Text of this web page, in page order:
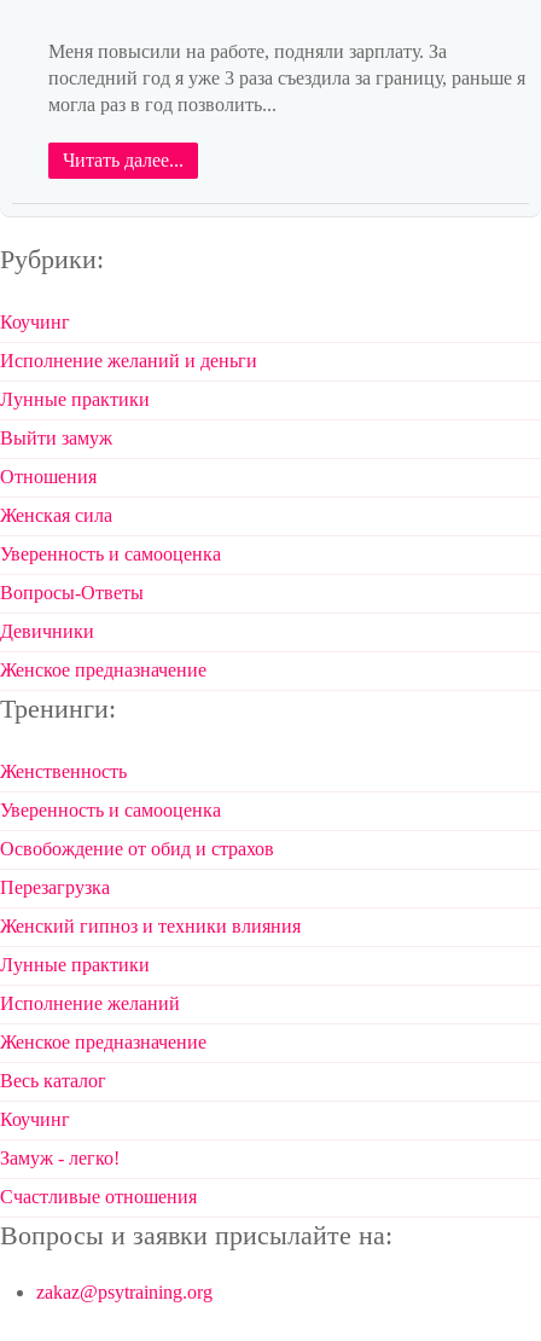
Меня повысили на работе, подняли зарплату. За
последний год я уже 3 раза съездила за границу, раньше я
могла раз в год позволить...
Читать далее...
Рубрики:
Коучинг
Исполнение желаний и деньги
Лунные практики
Выйти замуж
Отношения
Женская сила
Уверенность и самооценка
Вопросы-Ответы
Девичники
Женское предназначение
Тренинги:
Женственность
Уверенность и самооценка
Освобождение от обид и страхов
Перезагрузка
Женский гипноз и техники влияния
Лунные практики
Исполнение желаний
Женское предназначение
Весь каталог
Коучинг
Замуж - легко!
Счастливые отношения
Вопросы и заявки присылайте на:
zakaz@psytraining.org